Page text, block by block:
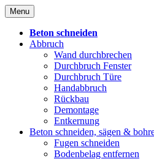
Skip
to
content
Menu
Beton schneiden
Abbruch
Wand durchbrechen
Durchbruch Fenster
Durchbruch Türe
Handabbruch
Rückbau
Demontage
Entkernung
Beton schneiden, sägen &
Fugen schneiden
Bodenbelag entfernen